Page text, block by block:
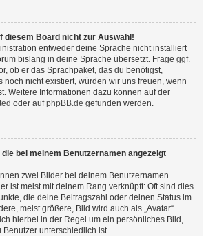
diesem Board nicht zur Auswahl!
entweder deine Sprache nicht installiert
bislang in deine Sprache übersetzt. Frage ggf.
ob er das Sprachpaket, das du benötigst,
noch nicht existiert, würden wir uns freuen, wenn
Weitere Informationen dazu können auf der
oder aufphpBB.de gefunden werden.
bei meinem Benutzernamen angezeigt
zwei Bilder bei deinem Benutzernamen
ist meist mit deinem Rang verknüpft: Oft sind dies
die deine Beitragszahl oder deinen Status im
meist größere, Bild wird auch als „Avatar“
hierbei in der Regel um ein persönliches Bild,
unterschiedlich ist.